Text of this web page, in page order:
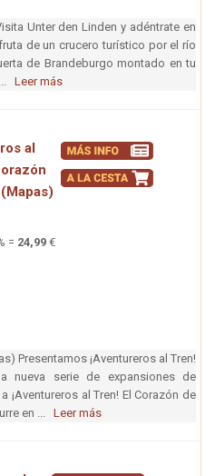
Unter den Linden y adéntrate en
de un crucero turístico por el río
de Brandeburgo montado en tu
Leer más
al
= 24,99 €
Presentamos ¡Aventureros al Tren!
nueva serie de expansiones de
¡Aventureros al Tren! El Corazón de
en ... Leer más